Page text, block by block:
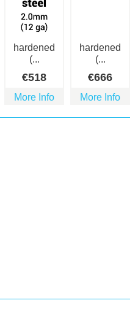
hardened
(...
€518
More Info
hardened
(...
€666
More Info